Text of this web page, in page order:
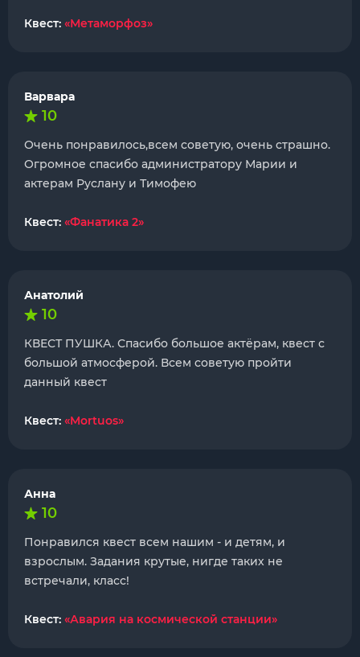
Квест: «Метаморфоз»
Варвара
10
Очень понравилось,всем советую, очень страшно.
Огромное спасибо администратору Марии и
актерам Руслану и Тимофею
Квест: «Фанатика 2»
Анатолий
10
КВЕСТ ПУШКА. Спасибо большое актёрам, квест с
большой атмосферой. Всем советую пройти
данный квест
Квест: «Mortuos»
Анна
10
Понравился квест всем нашим - и детям, и
взрослым. Задания крутые, нигде таких не
встречали, класс!
Квест: «Авария на космической станции»